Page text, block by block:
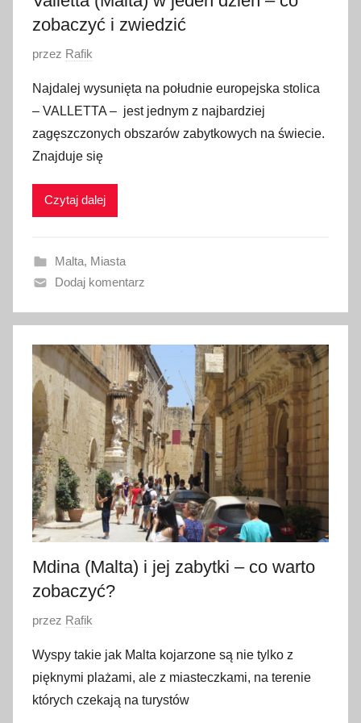
zobaczyć i zwiedzić
O
u
b
l
i
w
n
o
8
p
ź
d
z
i
e
r
n
i
2
0
8
przez Rafik
Najdalej wysunięta na południe europejska stolica
– VALLETTA – jest jednym z najbardziej
zagęszczonych obszarów zabytkowych na świecie.
Znajduje się
Czytaj dalej
Malta, Miasta
Dodaj komentarz
Mdina (Malta) i jej zabytki – co warto
zobaczyć?
O
u
b
l
przez Rafik
Wyspy takie jak Malta kojarzone są nie tylko z
pięknymi plażami, ale z miasteczkami, na terenie
których czekają na turystów